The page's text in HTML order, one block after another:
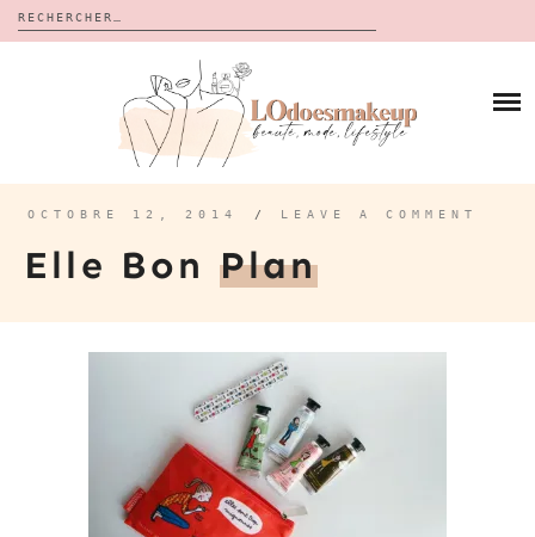
Rechercher :
CALENDRIERS DE L’AVENT
BON PLAN
À PROPOS
CONTACT
OCTOBRE 12, 2014 / LEAVE A COMMENT
Elle Bon Plan